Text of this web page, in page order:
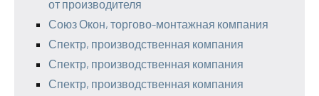
от производителя
Союз Окон, торгово-монтажная компания
Спектр, производственная компания
Спектр, производственная компания
Спектр, производственная компания